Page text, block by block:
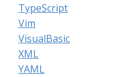
TypeScript
Vim
VisualBasic
XML
YAML